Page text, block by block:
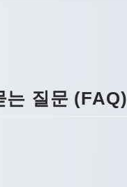
는 질문 (FAQ)